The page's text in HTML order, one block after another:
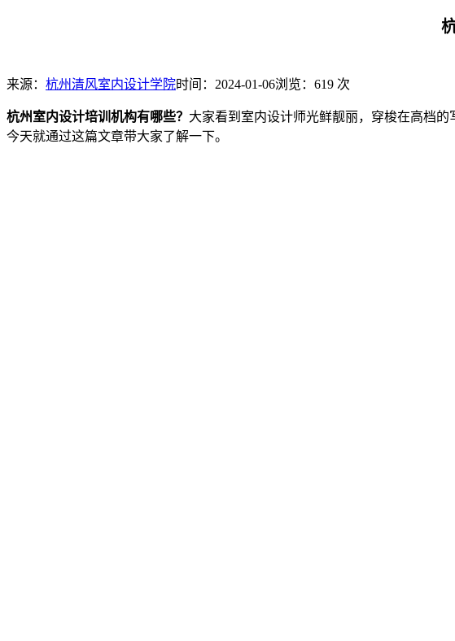
来源： 杭州清风室内设计学院时间：2024-01-06浏览：619 次
杭州室内设计培训机构有哪些？ 大家看到室内设计师光鲜靓丽，穿梭在高档
今天就通过这篇文章带大家了解一下。